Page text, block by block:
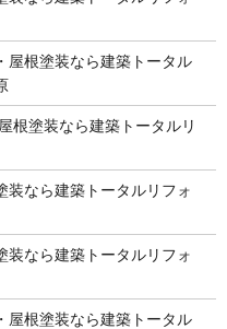
屋根塗装なら建築トータル
根塗装なら建築トータルリ
装なら建築トータルリフォ
装なら建築トータルリフォ
屋根塗装なら建築トータル